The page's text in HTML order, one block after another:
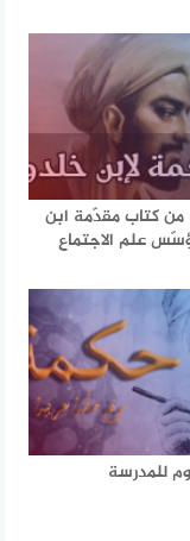
من كتاب مقدّمة ابن
علم الاجتماع
للمدرسة